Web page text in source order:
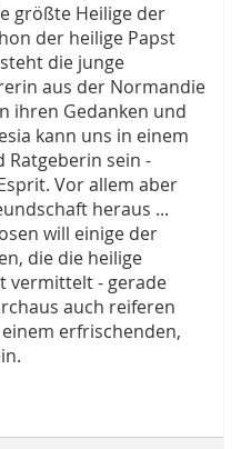
größte Heilige der
der heilige Papst
die junge
aus der Normandie
ihren Gedanken und
kann uns in einem
Ratgeberin sein -
Vor allem aber
heraus ...
will einige der
die die heilige
vermittelt - gerade
auch reiferen
erfrischenden,